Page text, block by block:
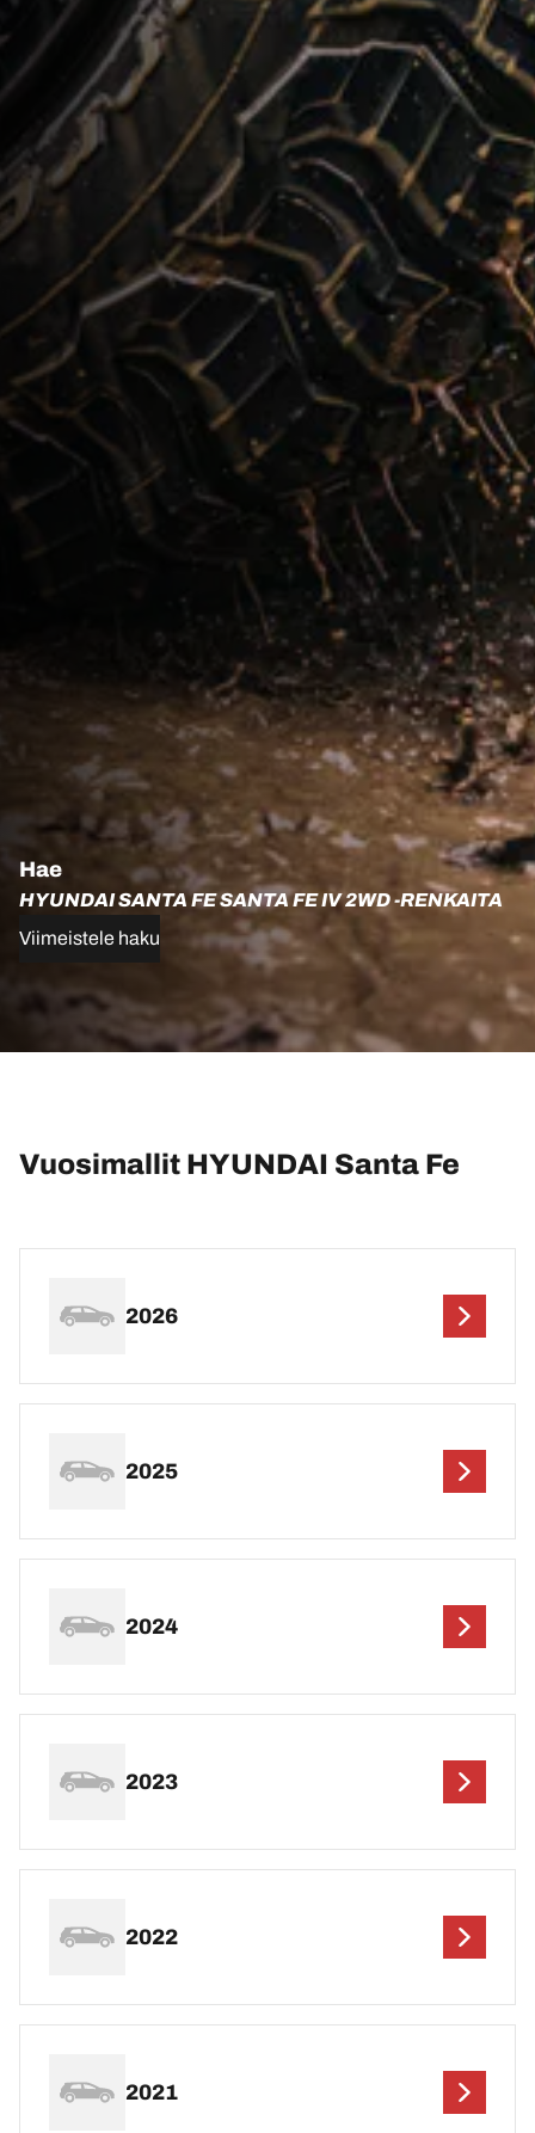
Hae
HYUNDAI SANTA FE SANTA FE IV 2WD -RENKAITA
Viimeistele haku
Vuosimallit HYUNDAI Santa Fe
2026
2025
2024
2023
2022
2021